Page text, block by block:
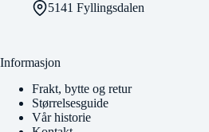
5141 Fyllingsdalen
Informasjon
Frakt, bytte og retur
Størrelsesguide
Vår historie